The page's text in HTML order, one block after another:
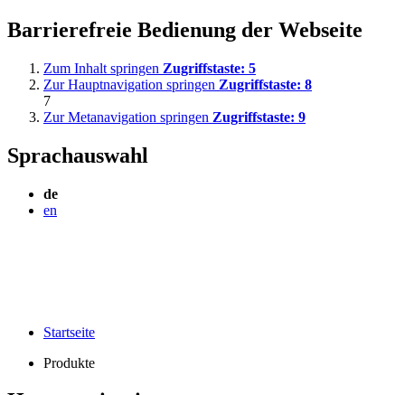
Barrierefreie Bedienung der Webseite
Zum Inhalt springen Zugriffstaste: 5
Zur Hauptnavigation springen Zugriffstaste: 8
7
Zur Metanavigation springen Zugriffstaste: 9
Sprachauswahl
de
en
Startseite
Produkte